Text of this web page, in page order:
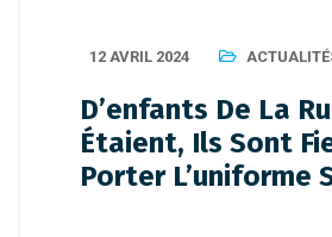
12 AVRIL 2024
D’enfants De La
Étaient, Ils Sont
Porter L’uniforme